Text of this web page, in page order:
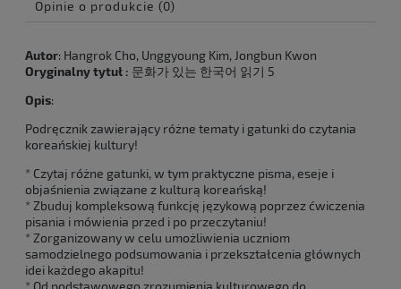
Opinie o produkcie (0)
Autor: Hangrok Cho, Unggyoung Kim, Jongbun Kwon
Oryginalny tytuł : 문화가 있는 한국어 읽기 5
Opis:
Podręcznik zawierający różne tematy i gatunki do czytania
koreańskiej kultury!
* Czytaj różne gatunki, w tym praktyczne pisma, eseje i
objaśnienia związane z kulturą koreańską!
* Zbuduj kompleksową funkcję językową poprzez ćwiczenia
pisania i mówienia przed i po przeczytaniu!
* Zorganizowany w celu umożliwienia uczniom
samodzielnego podsumowania i przekształcenia głównych
idei każdego akapitu!